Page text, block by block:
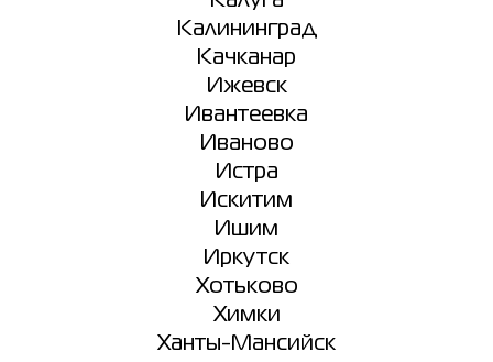
Калининград
Качканар
Ижевск
Ивантеевка
Иваново
Истра
Искитим
Ишим
Иркутск
Хотьково
Химки
Ханты-Мансийск